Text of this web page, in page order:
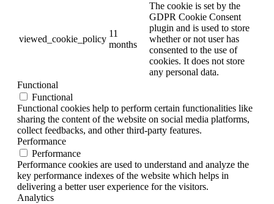
viewed_cookie_policy
11
months
The cookie is set by the
GDPR Cookie Consent
plugin and is used to store
whether or not user has
consented to the use of
cookies. It does not store
any personal data.
Functional
Functional
Functional cookies help to perform certain functionalities like
sharing the content of the website on social media platforms,
collect feedbacks, and other third-party features.
Performance
Performance
Performance cookies are used to understand and analyze the
key performance indexes of the website which helps in
delivering a better user experience for the visitors.
Analytics